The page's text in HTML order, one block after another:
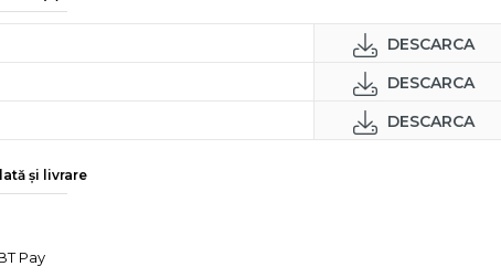
DESCARCA
DESCARCA
DESCARCA
și livrare
Pay